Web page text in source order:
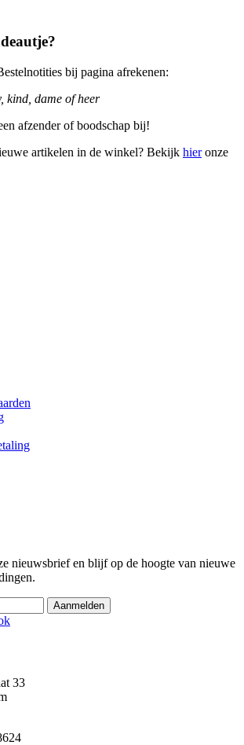
bij pagina afrekenen:
kind, dame of heer
afzender of boodschap bij!
artikelen in de winkel? Bekijk hieronze
nieuwsbrief en blijf op de hoogte van nieuwe
33